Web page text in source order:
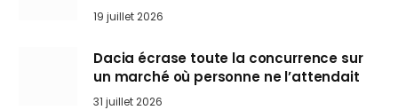
l’art de rouler cheveux au vent
19 juillet 2026
Dacia écrase toute la concurrence sur
un marché où personne ne l’attendait
31 juillet 2026